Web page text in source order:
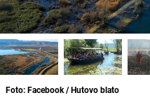
Foto: Facebook / Hutovo blato